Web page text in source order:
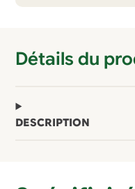
Détails du
DESCRIPTION